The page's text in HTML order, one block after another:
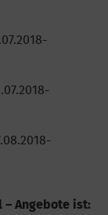
Angebote ist: